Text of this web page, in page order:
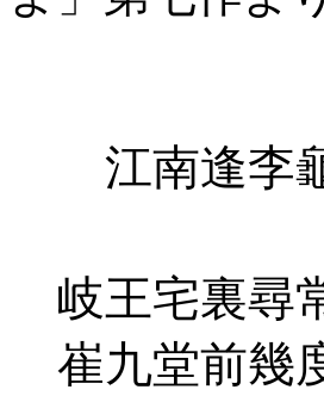
江南逢李
岐王宅裏
崔九堂前